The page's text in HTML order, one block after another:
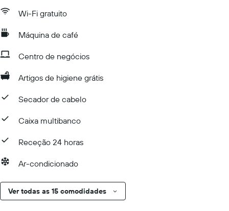
Wi-Fi gratuito
Máquina de café
Centro de negócios
Artigos de higiene grátis
Secador de cabelo
Caixa multibanco
Receção 24 horas
Ar-condicionado
Ver todas as 15 comodidades